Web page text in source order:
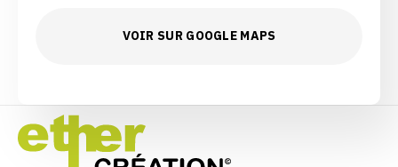
VOIR SUR GOOGLE MAPS